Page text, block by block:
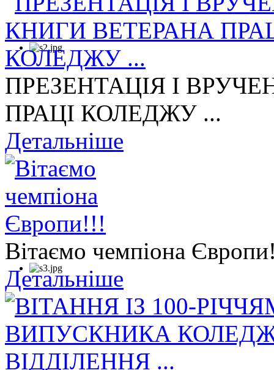
ПРЕЗЕНТАЦІЯ І
ПРАЦІ КОЛЕДЖУ ...
Детальніше
Вітаємо чемпіона
Детальніше